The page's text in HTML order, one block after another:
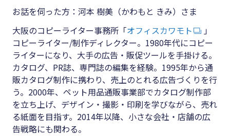
お話を伺った方：河本 樹美（かわもと きみ）さま
大阪のコピーライター事務所「オフィスカワモト
」
コピーライター/制作ディレクター。1980年代にコピー
ライターになり、大手の広告・販促ツールを手掛ける。
カタログ、PR誌、専門誌の編集を経験。1995年から通
販カタログ制作に携わり、売上のとれる広告づくりを行
う。2000年、ペット用品通販事業部でカタログ制作部
を立ち上げ、デザイン・撮影・印刷を学びながら、売れ
る紙面を目指す。2014年以降、小さな会社・店舗の広
告戦略にも関わる。